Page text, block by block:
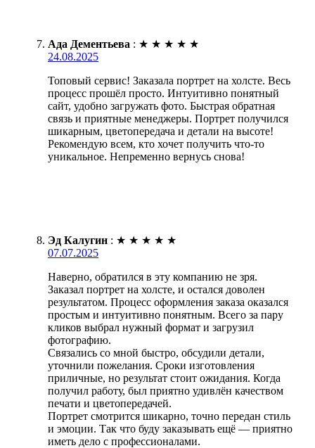
Ада Дементьева : ★ ★ ★ ★ ★
24.08.2025
Топовый сервис! Заказала портрет на холсте. Весь
процесс прошёл просто. Интуитивно понятный
сайт, удобно загружать фото. Быстрая обратная
связь и приятные менеджеры. Портрет получился
шикарным, цветопередача и детали на высоте!
Рекомендую всем, кто хочет получить что-то
уникальное. Непременно вернусь снова!
Эд Калугин : ★ ★ ★ ★ ★
07.07.2025
Наверно, обратился в эту компанию не зря.
Заказал портрет на холсте, и остался доволен
результатом. Процесс оформления заказа оказался
простым и интуитивно понятным. Всего за пару
кликов выбрал нужный формат и загрузил
фотографию.
Связались со мной быстро, обсудили детали,
уточнили пожелания. Сроки изготовления
приличные, но результат стоит ожидания. Когда
получил работу, был приятно удивлён качеством
печати и цветопередачей.
Портрет смотрится шикарно, точно передан стиль
и эмоции. Так что буду заказывать ещё — приятно
иметь дело с профессионалами.